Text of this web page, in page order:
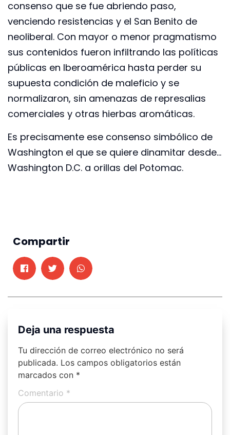
consenso que se fue abriendo paso,
venciendo resistencias y el San Benito de
neoliberal. Con mayor o menor pragmatismo
sus contenidos fueron infiltrando las políticas
públicas en Iberoamérica hasta perder su
supuesta condición de maleficio y se
normalizaron, sin amenazas de represalias
comerciales y otras hierbas aromáticas.
Es precisamente ese consenso simbólico de
Washington el que se quiere dinamitar desde…
Washington D.C. a orillas del Potomac.
Compartir
Deja una respuesta
Tu dirección de correo electrónico no será
publicada. Los campos obligatorios están
marcados con *
Comentario *